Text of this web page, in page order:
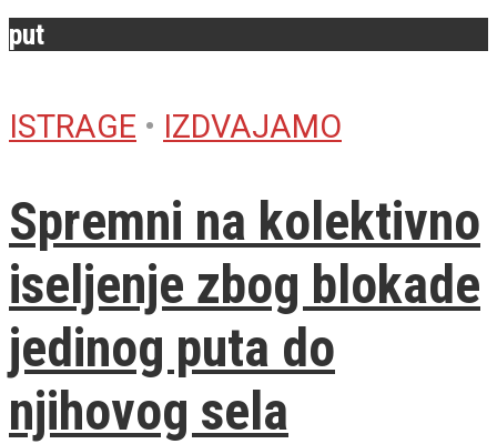
put
ISTRAGE • IZDVAJAMO
Spremni na kolektivno
iseljenje zbog blokade
jedinog puta do
njihovog sela